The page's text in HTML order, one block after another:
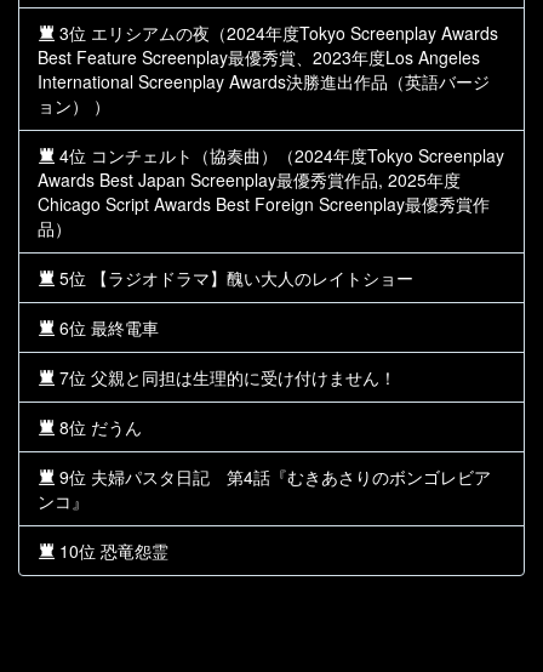
3位 エリシアムの夜（2024年度Tokyo Screenplay Awards
Best Feature Screenplay最優秀賞、2023年度Los Angeles
International Screenplay Awards決勝進出作品（英語バージ
ョン） ）
4位 コンチェルト（協奏曲）（2024年度Tokyo Screenplay
Awards Best Japan Screenplay最優秀賞作品, 2025年度
Chicago Script Awards Best Foreign Screenplay最優秀賞作
品）
5位 【ラジオドラマ】醜い大人のレイトショー
6位 最終電車
7位 父親と同担は生理的に受け付けません！
8位 だうん
9位 夫婦パスタ日記 第4話『むきあさりのボンゴレビア
ンコ』
10位 恐竜怨霊